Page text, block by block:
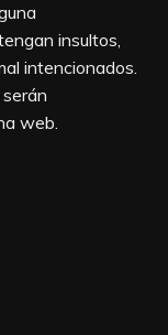
insultos,
intencionados.
web.